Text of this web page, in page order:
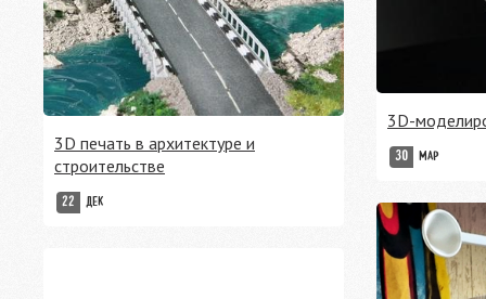
30 МАР
3D-
22 ДЕК
3D печать в архитектуре и
строительстве